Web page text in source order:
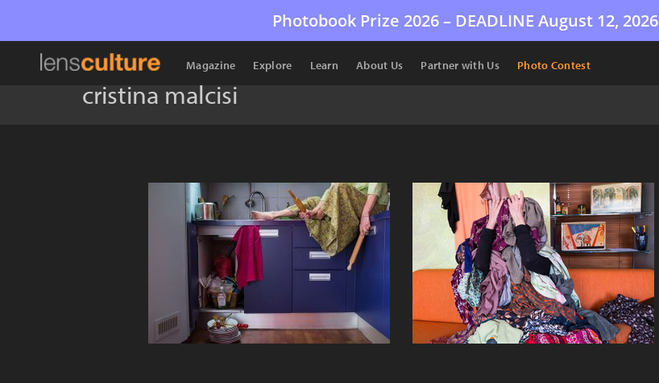
Photobook Prize 2026 – DEADLINE August 12, 2026
Magazine Explore Learn About Us Partner with Us Photo Contest
cristina malcisi